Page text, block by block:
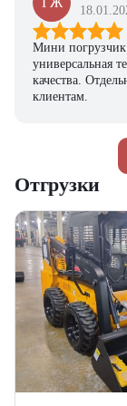
Мини погрузчик
универсальная
качества.
клиентам.
Отгрузки